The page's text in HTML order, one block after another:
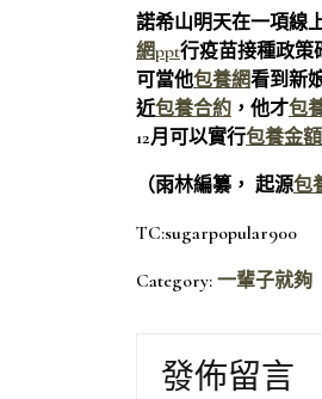
諾希山明天在一項線
網ppt行疫苗接種政策
可當他包養網看到新
近包養合約 ，他才包
12月可以實行包養金額
（雨林編纂， 起源包
TC:sugarpopular900
Category: 一輩子就夠
發佈留言